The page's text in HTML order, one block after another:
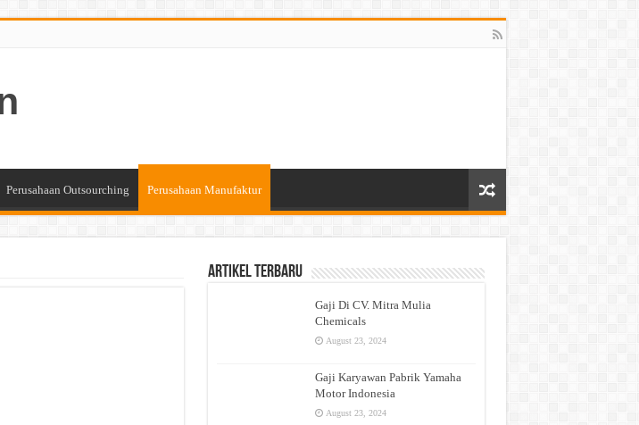
Perusahaan Outsourching Perusahaan Manufaktur
Artikel Terbaru
Gaji Di CV. Mitra Mulia
Chemicals
August 23, 2024
Gaji Karyawan Pabrik Yamaha
Motor Indonesia
August 23, 2024